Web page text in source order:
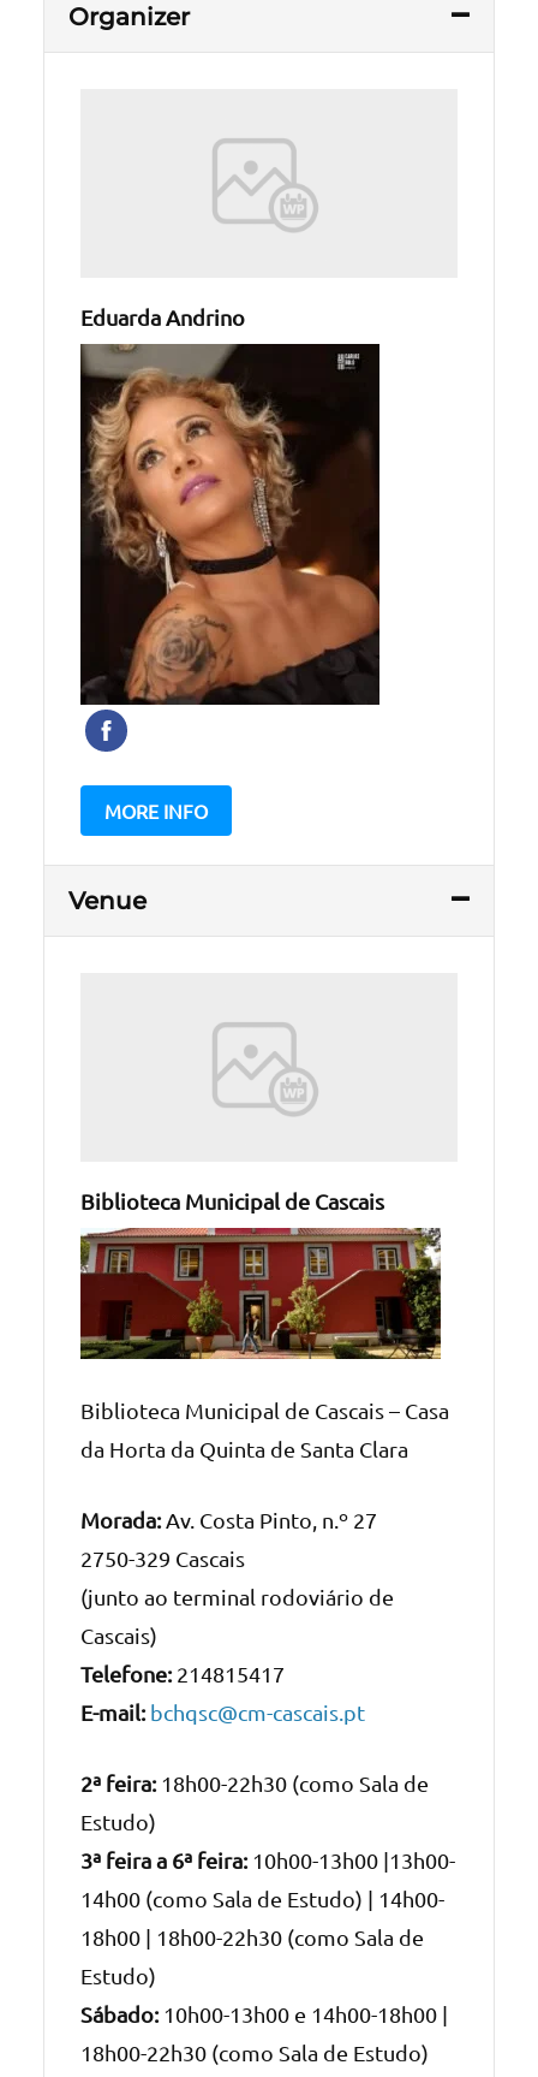
Organizer
Eduarda Andrino
MORE INFO
Venue
Biblioteca Municipal de Cascais
Biblioteca Municipal de Cascais – Casa
da Horta da Quinta de Santa Clara
Morada:Av. Costa Pinto, n.º 27
2750-329 Cascais
(junto ao terminal rodoviário de
Cascais)
Telefone:214815417
E-mail: bchqsc@cm-cascais.pt
2ª feira:18h00-22h30 (como Sala de
Estudo)
3ª feira a 6ª feira:10h00-13h00 |13h00-
14h00 (como Sala de Estudo) | 14h00-
18h00 | 18h00-22h30 (como Sala de
Estudo)
Sábado:10h00-13h00 e 14h00-18h00 |
18h00-22h30 (como Sala de Estudo)